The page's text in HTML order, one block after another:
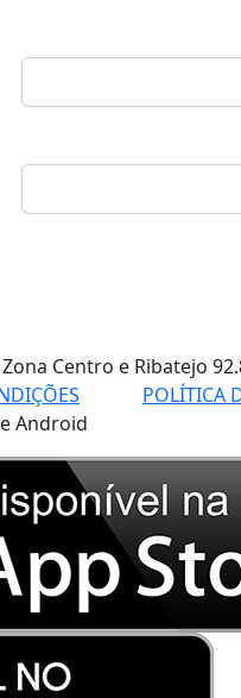
Zona Centro e Ribatejo
POLÍTICA
Android